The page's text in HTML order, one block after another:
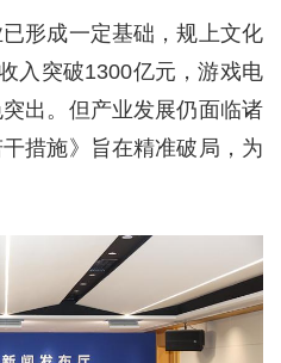
形成一定基础，规上文化
入突破1300亿元，游戏电
出。但产业发展仍面临诸
措施》旨在精准破局，为